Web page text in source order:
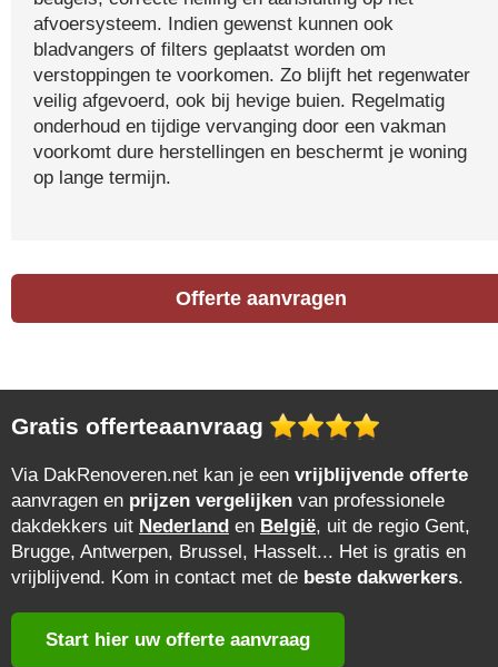
afvoersysteem. Indien gewenst kunnen ook
bladvangers of filters geplaatst worden om
verstoppingen te voorkomen. Zo blijft het regenwater
veilig afgevoerd, ook bij hevige buien. Regelmatig
onderhoud en tijdige vervanging door een vakman
voorkomt dure herstellingen en beschermt je woning
op lange termijn.
Offerte aanvragen
Gratis offerteaanvraag
Via DakRenoveren.net kan je een vrijblijvende offerte
aanvragen en prijzen vergelijken van professionele
dakdekkers uit Nederland en België, uit de regio Gent,
Brugge, Antwerpen, Brussel, Hasselt... Het is gratis en
vrijblijvend. Kom in contact met de beste dakwerkers.
Start hier uw offerte aanvraag